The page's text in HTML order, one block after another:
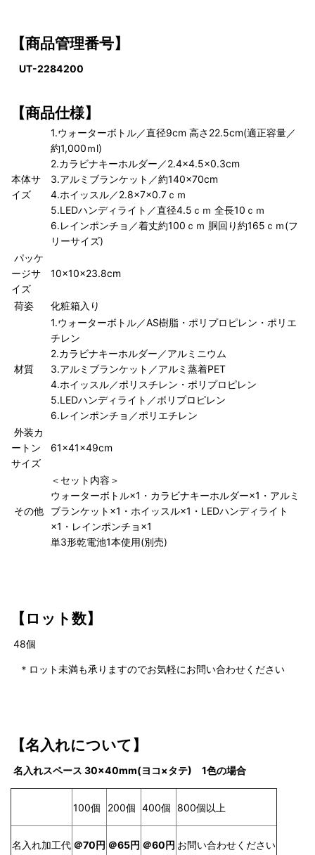
【商品管理番号】
UT-2284200
【商品仕様】
本体サ
イズ
1.ウォーターボトル／直径9cm 高さ22.5cm(適正容量／
約1,000ｍl)
2.カラビナキーホルダー／2.4×4.5×0.3cm
3.アルミブランケット／約140×70cm
4.ホイッスル／2.8×7×0.7ｃｍ
5.LEDハンディライト／直径4.5ｃｍ 全長10ｃｍ
6.レインポンチョ／着丈約100ｃｍ 胴回り約165ｃｍ(フ
リーサイズ)
パッケ
ージサ
イズ
10×10×23.8cm
荷姿 化粧箱入り
材質
1.ウォーターボトル／AS樹脂・ポリプロピレン・ポリエ
チレン
2.カラビナキーホルダー／アルミニウム
3.アルミブランケット／アルミ蒸着PET
4.ホイッスル／ポリスチレン・ポリプロピレン
5.LEDハンディライト／ポリプロピレン
6.レインポンチョ／ポリエチレン
外装カ
ートン
サイズ
61×41×49cm
その他
＜セット内容＞
ウォーターボトル×1・カラビナキーホルダー×1・アルミ
ブランケット×1・ホイッスル×1・LEDハンディライト
×1・レインポンチョ×1
単3形乾電池1本使用(別売)
【 ロット数】
48個
＊ロット未満も承りますのでお気軽にお問い合わせください
【名入れについて】
名入れスペース 30×40mm(ヨコ×タテ) 1色の場合
100個 200個 400個 800個以上
名入れ加工代 ＠70円 ＠65円 ＠60円 お問い合わせください